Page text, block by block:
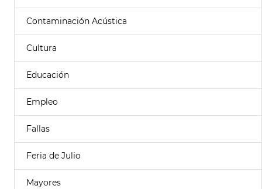
Contaminación Acústica
Cultura
Educación
Empleo
Fallas
Feria de Julio
Mayores